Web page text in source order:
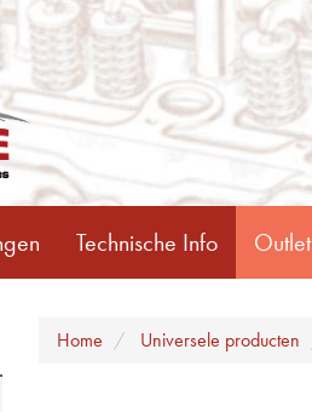
Technische Info Outlet
Home Universele producten